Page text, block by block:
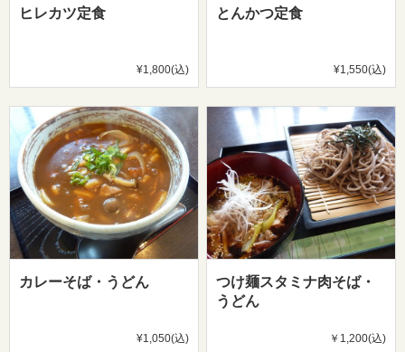
ヒレカツ定食
¥1,800(込)
とんかつ定食
¥1,550(込)
カレーそば・うどん
¥1,050(込)
つけ麺スタミナ肉そば・
うどん
￥1,200(込)